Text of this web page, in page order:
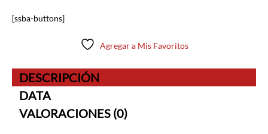
[ssba-buttons]
Agregar a Mis Favoritos
DESCRIPCIÓN
DATA
VALORACIONES (0)